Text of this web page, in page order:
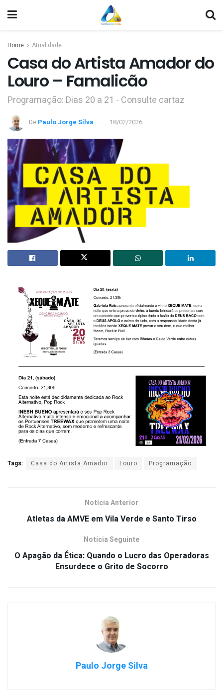
Home Atualidade
Casa do Artista Amador do
Louro – Famalicão
Programação: Dias 20 a 21 - Consulte cartaz
De Paulo Jorge Silva 18/02/2026
Tags: Casa do Artista Amador Louro Programação
Notícia Anterior
Atletas da AMVE em Vila Verde e Santo Tirso
Notícia Seguinte
O Apagão da Ética: Quando o Lucro das Operadoras
Ensurdece o Grito de Socorro
Paulo Jorge Silva